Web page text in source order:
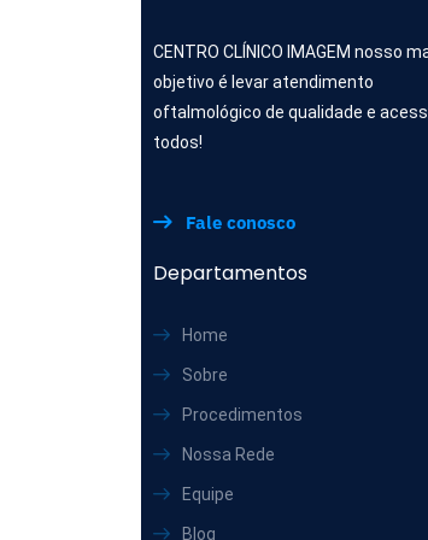
CENTRO CLÍNICO IMAGEM nosso
objetivo é levar atendimento
oftalmológico de qualidade e
todos!
Fale conosco
Departamentos
Home
Sobre
Procedimentos
Nossa Rede
Equipe
Blog